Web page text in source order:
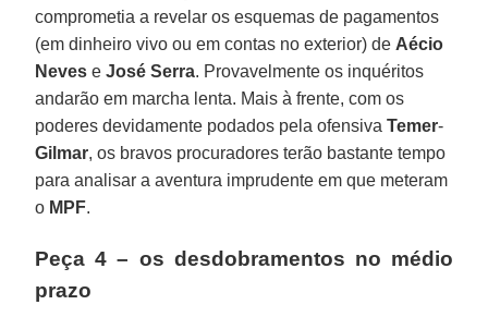
comprometia a revelar os esquemas de pagamentos
(em dinheiro vivo ou em contas no exterior) de Aécio
Neves eJosé Serra. Provavelmente os inquéritos
andarão em marcha lenta. Mais à frente, com os
poderes devidamente podados pela ofensivaTemer-
Gilmar, os bravos procuradores terão bastante tempo
para analisar a aventura imprudente em que meteram
o MPF.
Peça 4 – os desdobramentos no médio
prazo